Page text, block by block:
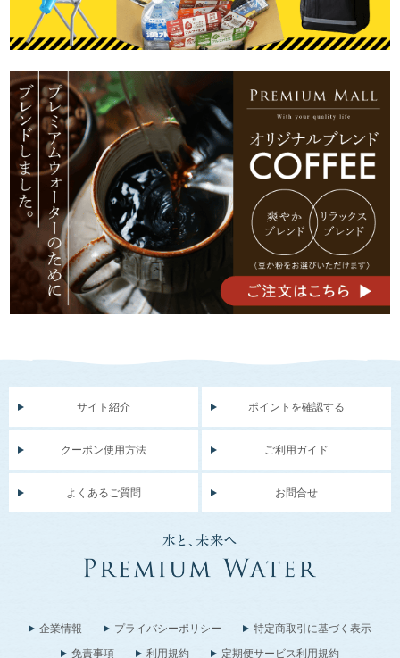
サイト紹介 ポイントを確認する
クーポン使用方法 ご利用ガイド
よくあるご質問 お問合せ
企業情報 プライバシーポリシー
特定商取引に基づく表示
免責事項
利用規約 定期便サービス利用規約